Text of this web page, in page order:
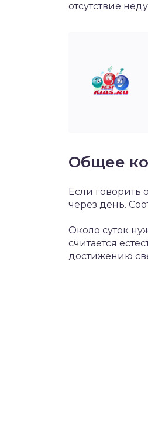
отсутствие
Общее
Если говорить
через день.
Около суток
считается
достижению